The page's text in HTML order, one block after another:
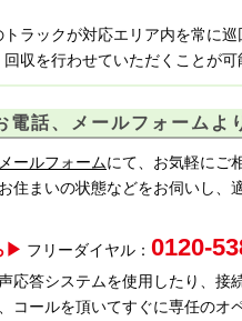
トラックが対応エリア内を常に
収を行わせていただくことが可
話、メールフォームよ
メールフォームにて、お気軽にご
住まいの状態などをお伺いし、
▶ フリーダイヤル： 0120-
応答システムを使用したり、接
コールを頂いてすぐに専任のオ